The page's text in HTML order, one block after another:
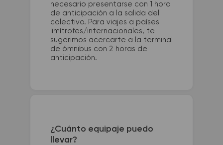
necesario presentarse con 1 hora
de anticipación a la salida del
colectivo. Para viajes a países
limítrofes/internacionales, te
sugerimos acercarte a la terminal
de ómnibus con 2 horas de
anticipación.
¿Cuánto equipaje puedo
llevar?